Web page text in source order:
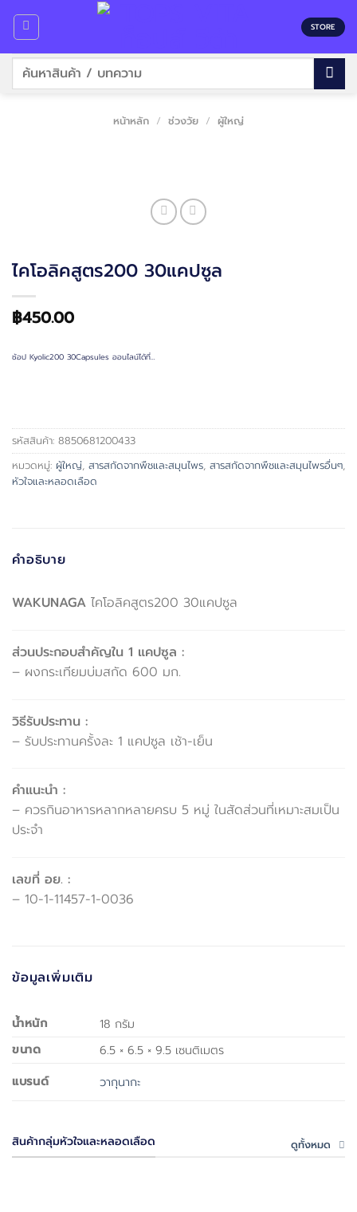
content
STORE
ค้นหา:
หน้าหลัก / ช่วงวัย / ผู้ใหญ่
ไคโอลิคสูตร200 30แคปซูล
฿450.00
ช้อป Kyolic200 30Capsules ออนไลน์ได้ที่…
รหัสสินค้า: 8850681200433
หมวดหมู่: ผู้ใหญ่, สารสกัดจากพืชและสมุนไพร, สารสกัดจากพืชและสมุนไพรอื่นๆ,
หัวใจและหลอดเลือด
คำอธิบาย
WAKUNAGA ไคโอลิคสูตร200 30แคปซูล
ส่วนประกอบสำคัญใน 1 แคปซูล :
– ผงกระเทียมบ่มสกัด 600 มก.
วิธีรับประทาน :
– รับประทานครั้งละ 1 แคปซูล เช้า-เย็น
คำแนะนำ :
– ควรกินอาหารหลากหลายครบ 5 หมู่ ในสัดส่วนที่เหมาะสมเป็น
ประจำ
เลขที่ อย. :
– 10-1-11457-1-0036
ข้อมูลเพิ่มเติม
น้ำหนัก
18 กรัม
ขนาด
6.5 × 6.5 × 9.5 เซนติเมตร
แบรนด์
วากุนากะ
สินค้ากลุ่มหัวใจและหลอดเลือด ดูทั้งหมด